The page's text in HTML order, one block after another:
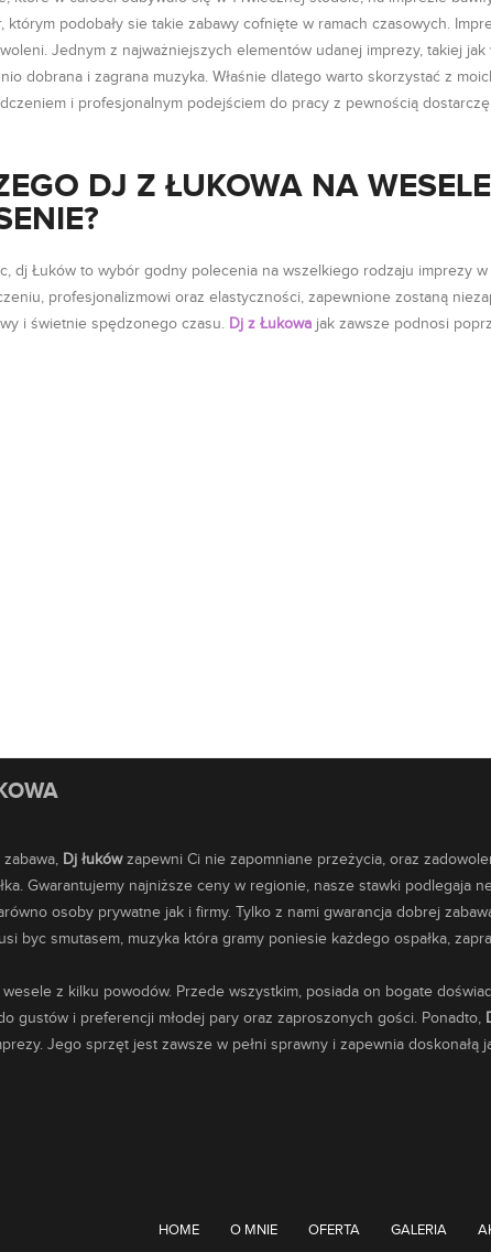
którym podobały sie takie zabawy cofnięte w ramach czasowych.
Jednym z najważniejszych elementów udanej imprezy, takiej
dobrana i zagrana muzyka. Właśnie dlatego warto skorzystać z
i profesjonalnym podejściem do pracy z pewnością
DJ Z ŁUKOWA NA
dj Łuków to wybór godny polecenia na wszelkiego rodzaju imprezy
profesjonalizmowi oraz elastyczności, zapewnione zostaną
i świetnie spędzonego czasu. Dj z Łukowa jak zawsze podnosi
Dj łukówzapewni Ci nie zapomniane przeżycia, oraz
Gwarantujemy najniższe ceny w regionie, nasze stawki podlegaja
osoby prywatne jak i firmy. Tylko z nami gwarancja dobrej
byc smutasem, muzyka która gramy poniesie każdego ospałka,
z kilku powodów. Przede wszystkim, posiada on bogate
gustów i preferencji młodej pary oraz zaproszonych gości. Ponadto,
Jego sprzęt jest zawsze w pełni sprawny i zapewnia doskonałą
HOME O MNIE OFERTA GALERIA